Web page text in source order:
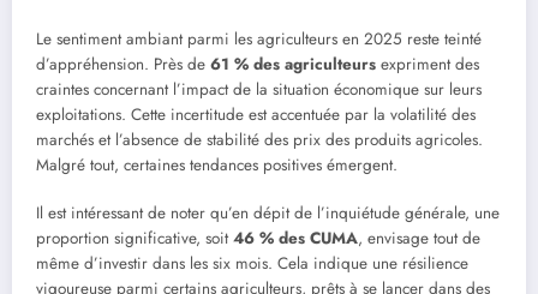
Le sentiment ambiant parmi les agriculteurs en 2025 reste teinté
d’appréhension. Près de 61 % des agriculteurs expriment des
craintes concernant l’impact de la situation économique sur leurs
exploitations. Cette incertitude est accentuée par la volatilité des
marchés et l’absence de stabilité des prix des produits agricoles.
Malgré tout, certaines tendances positives émergent.
Il est intéressant de noter qu’en dépit de l’inquiétude générale, une
proportion significative, soit46 % des CUMA, envisage tout de
même d’investir dans les six mois. Cela indique une résilience
vigoureuse parmi certains agriculteurs, prêts à se lancer dans des